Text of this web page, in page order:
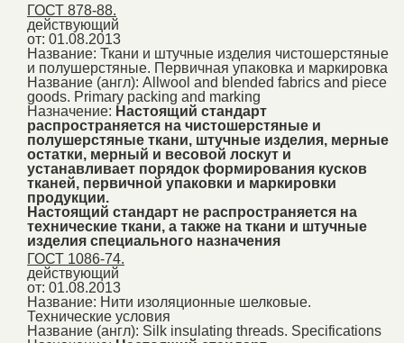
ГОСТ 878-88.
действующий
от: 01.08.2013
Название: Ткани и штучные изделия чистошерстяные
и полушерстяные. Первичная упаковка и маркировка
Название (англ): Allwool and blended fabrics and piece
goods. Primary packing and marking
Назначение: Настоящий стандарт
распространяется на чистошерстяные и
полушерстяные ткани, штучные изделия, мерные
остатки, мерный и весовой лоскут и
устанавливает порядок формирования кусков
тканей, первичной упаковки и маркировки
продукции.
Настоящий стандарт не распространяется на
технические ткани, а также на ткани и штучные
изделия специального назначения
ГОСТ 1086-74.
действующий
от: 01.08.2013
Название: Нити изоляционные шелковые.
Технические условия
Название (англ): Silk insulating threads. Specifications